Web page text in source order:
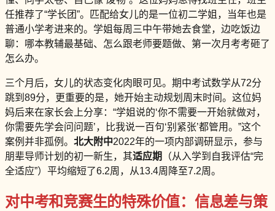
任推荐了“学长团”。匹配给女儿的是一位初二学姐，当年也是
普通小学考进来的。学姐每周三中午带她去食堂，边吃饭边
聊：哪本教辅最基础、怎么跟老师要题做、第一次月考考砸了
怎么办。
三个月后，女儿的状态变化肉眼可见。期中考试数学从72分
跳到89分，更重要的是，她开始主动规划周末时间。这位妈
妈后来在家长会上分享：“学姐说的‘你不需要一开始就做对，
你需要先学会问问题’，比我说一百句‘别紧张’都管用。”这个
案例并非孤例。 北大附中2022年的一项内部调研显示，参与
朋辈导师计划的初一新生，其适应期
（从入学到自我评估“完
全适应”）平均缩短了6.2周，从13.4周降至7.2周。
对中考和竞赛生的特殊价值：信息差与策